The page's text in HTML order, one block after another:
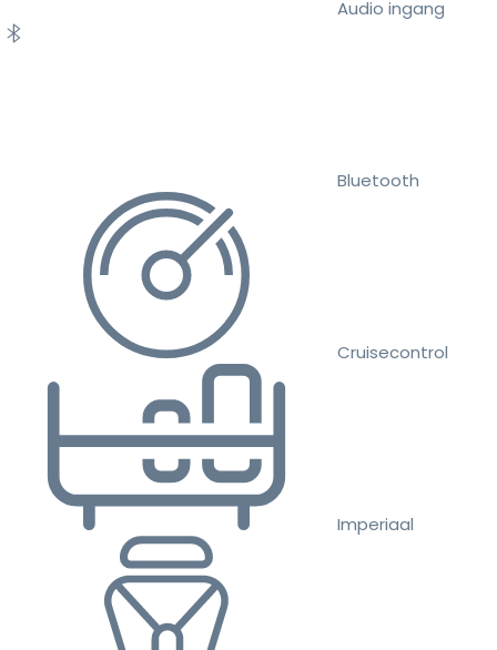
Audio ingang
Bluetooth
Cruisecontrol
Imperiaal